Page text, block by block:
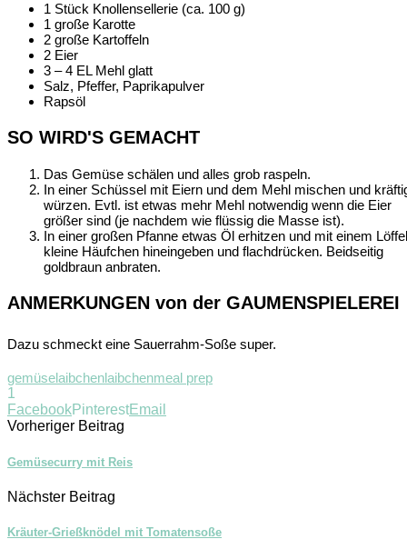
1 Stück Knollensellerie (ca. 100 g)
1 große Karotte
2 große Kartoffeln
2 Eier
3 – 4 EL Mehl glatt
Salz, Pfeffer, Paprikapulver
Rapsöl
SO WIRD'S GEMACHT
Das Gemüse schälen und alles grob raspeln.
In einer Schüssel mit Eiern und dem Mehl mischen und
würzen. Evtl. ist etwas mehr Mehl notwendig wenn die Eier
größer sind (je nachdem wie flüssig die Masse ist).
In einer großen Pfanne etwas Öl erhitzen und mit einem Löffel
kleine Häufchen hineingeben und flachdrücken. Beidseitig
goldbraun anbraten.
ANMERKUNGEN von der GAUMENSPIELEREI
Dazu schmeckt eine Sauerrahm-Soße super.
gemüselaibchenlaibchenmeal prep
1
FacebookPinterestEmail
Vorheriger Beitrag
Gemüsecurry mit Reis
Nächster Beitrag
Kräuter-Grießknödel mit Tomatensoße